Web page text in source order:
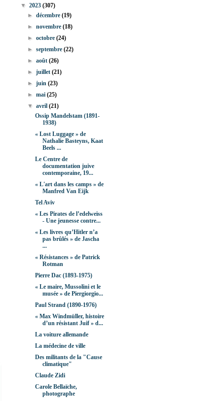
▼ 2023 (307)
►décembre(19)
►novembre(18)
►octobre(24)
►septembre(22)
►août(26)
►juillet(21)
►juin(23)
►mai(25)
▼avril(21)
Ossip Mandelstam (1891-
1938)
« Lost Luggage » de
Nathalie Basteyns, Kaat
Beels ...
Le Centre de
documentation juive
contemporaine, 19...
« L'art dans les camps » de
Manfred Van Eijk
Tel Aviv
« Les Pirates de lʼedelweiss
- Une jeunesse contre...
« Les livres qu’Hitler n’a
pas brûlés » de Jascha
...
« Résistances » de Patrick
Rotman
Pierre Dac (1893-1975)
« Le maire, Mussolini et le
musée » de Piergiorgio...
Paul Strand (1890-1976)
« Max Windmüller, histoire
d’un résistant Juif » d...
La voiture allemande
La médecine de ville
Des militants de la "Cause
climatique"
Claude Zidi
Carole Bellaïche,
photographe